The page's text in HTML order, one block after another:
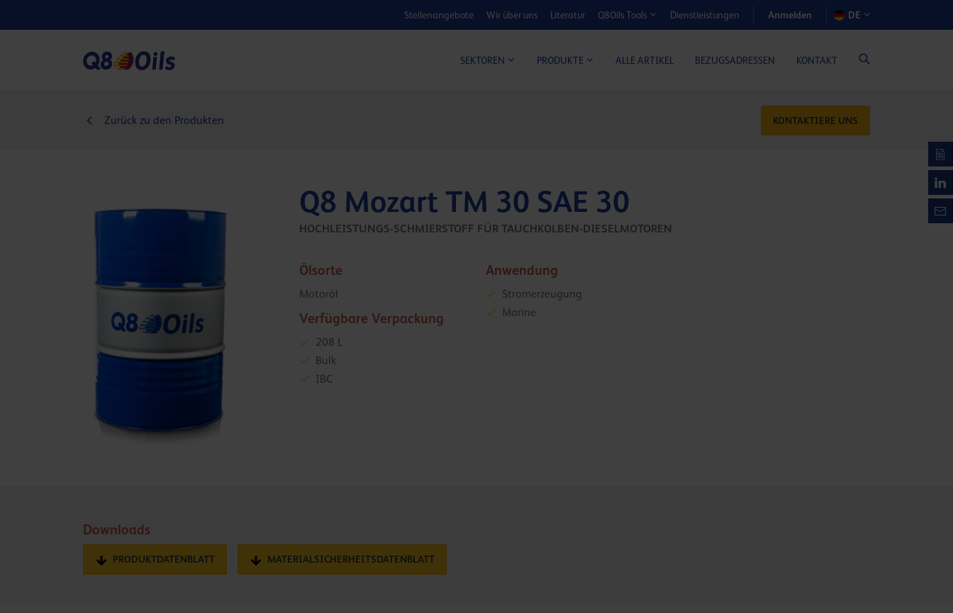
Stellenangebote Wir über uns Literatur Q8Oils Tools Dienstleistungen Anmelden DE
SEKTOREN PRODUKTE ALLE ARTIKEL BEZUGSADRESSEN KONTAKT
Zurück zu den Produkten KONTAKTIERE UNS
Q8 Mozart TM 30 SAE 30
HOCHLEISTUNGS-SCHMIERSTOFF FÜR TAUCHKOLBEN-DIESELMOTOREN
Ölsorte
Motoröl
Verfügbare Verpackung
208 L
Bulk
IBC
Anwendung
Stromerzeugung
Marine
Downloads
PRODUKTDATENBLATT MATERIALSICHERHEITSDATENBLATT